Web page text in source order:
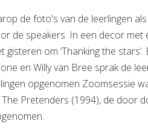
de foto's van de leerlingen
de speakers. In een decor
gisteren om ‘Thanking the
en Willy van Bree sprak de
opgenomen Zoomsessie
The Pretenders (1994), de door